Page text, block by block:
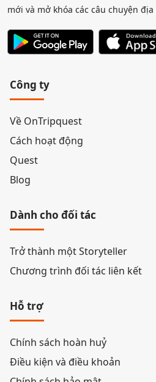
mới và mở khóa các câu chuyện
Công ty
Về OnTripquest
Cách hoạt động
Quest
Blog
Dành cho đối tác
Trở thành một Storyteller
Chương trình đối tác liên kết
Hỗ trợ
Chính sách hoàn huỷ
Điều kiện và điều khoản